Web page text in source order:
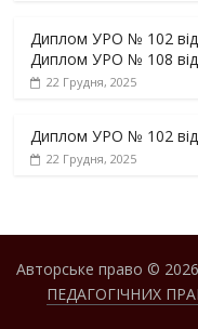
Диплом УРО № 102 від
Диплом УРО № 108 від
22 Грудня, 2025
Диплом УРО № 102 від
22 Грудня, 2025
Авторське право © 2026
ПЕДАГОГІЧНИХ